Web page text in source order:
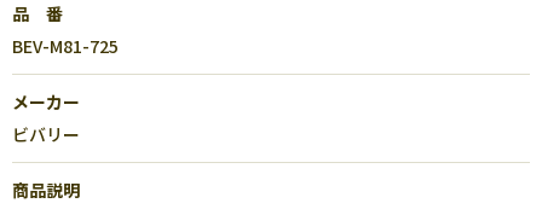
品 番
BEV-M81-725
メーカー
ビバリー
商品説明